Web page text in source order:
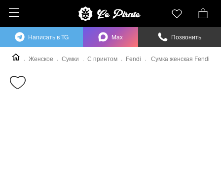
Женское Сумки С принтом Fendi Сумка женская Fendi
Написать в TG Max Позвонить